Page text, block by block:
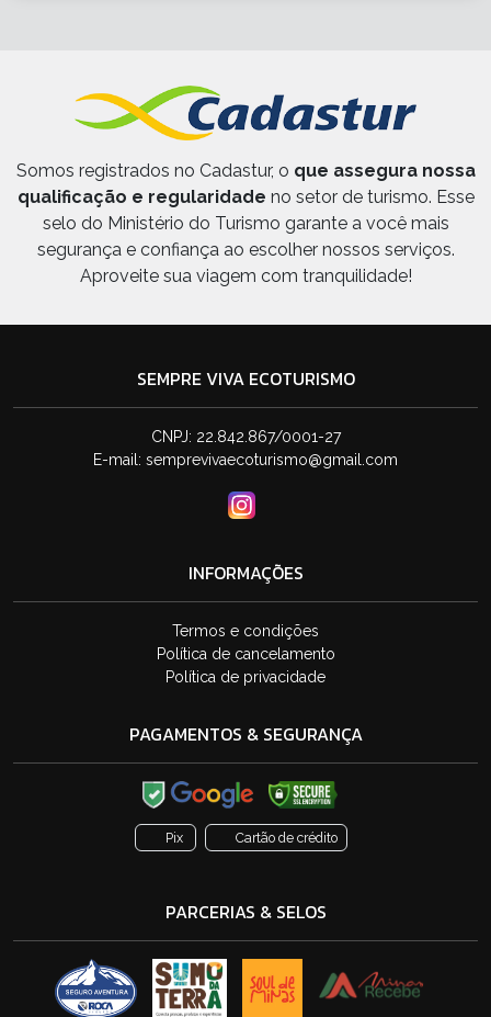
Somos registrados no Cadastur, o que assegura nossa
qualificação e regularidade no setor de turismo. Esse
selo do Ministério do Turismo garante a você mais
segurança e confiança ao escolher nossos serviços.
Aproveite sua viagem com tranquilidade!
SEMPRE VIVA ECOTURISMO
CNPJ: 22.842.867/0001-27
E-mail: semprevivaecoturismo@gmail.com
INFORMAÇÕES
Termos e condições
Política de cancelamento
Política de privacidade
PAGAMENTOS & SEGURANÇA
Pix Cartão de crédito
PARCERIAS & SELOS